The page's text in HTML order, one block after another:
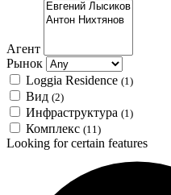
Агент
Рынок
Loggia Residence (1)
Вид (2)
Инфраструктура (1)
Комплекс (11)
Looking for certain features